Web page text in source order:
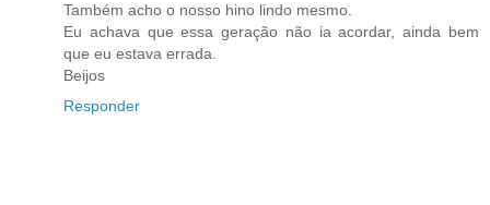
Também acho o nosso hino lindo mesmo.
Eu achava que essa geração não ia acordar, ainda bem
que eu estava errada.
Beijos
Responder